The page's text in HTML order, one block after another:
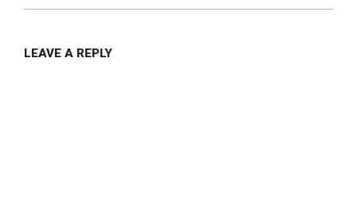
LEAVE A REPLY